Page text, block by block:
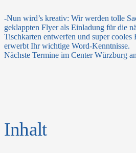
-Nun wird’s kreativ: Wir werden tolle
geklappten Flyer als Einladung für die
Tischkarten entwerfen und super cooles
erwerbt Ihr wichtige Word-Kenntnisse.
Nächste Termine im Center Würzburg
Inhalt